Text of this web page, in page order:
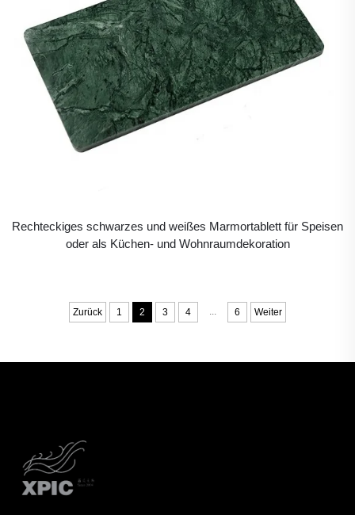
Rechteckiges schwarzes und weißes Marmortablett für Speisen
oder als Küchen- und Wohnraumdekoration
Zurück 1 2 3 4 ... 6 Weiter